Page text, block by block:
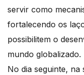
servir como
fortalecendo os
possibilitem o
mundo globalizado.
No dia seguinte, na